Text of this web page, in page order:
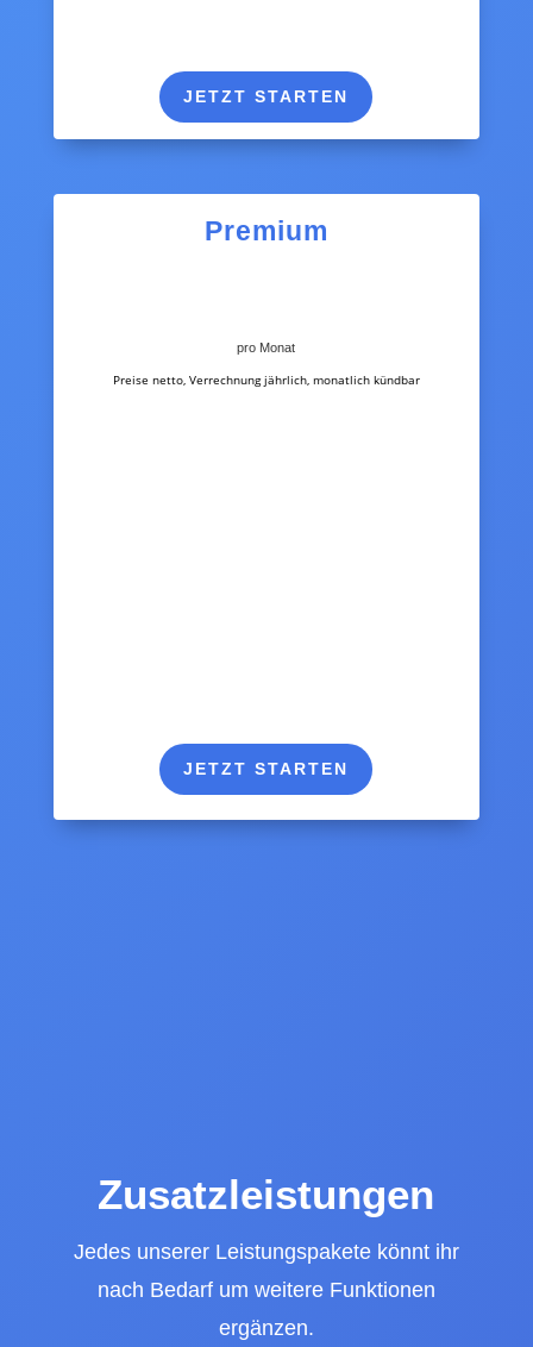
JETZT STARTEN
Premium
pro Monat
Preise netto, Verrechnung jährlich, monatlich kündbar
JETZT STARTEN
Zusatzleistungen
Jedes unserer Leistungspakete könnt ihr
nach Bedarf um weitere Funktionen
ergänzen.